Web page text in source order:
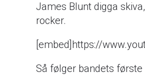
James Blunt digga
rocker.
[embed]https://
Så følger bandets første